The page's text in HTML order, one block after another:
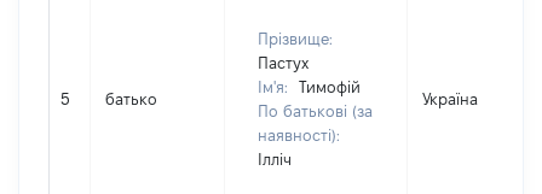
5 батько
Прізвище:
Пастух
Ім'я:
Тимофій
По батькові (за
наявності):
Ілліч
Україна